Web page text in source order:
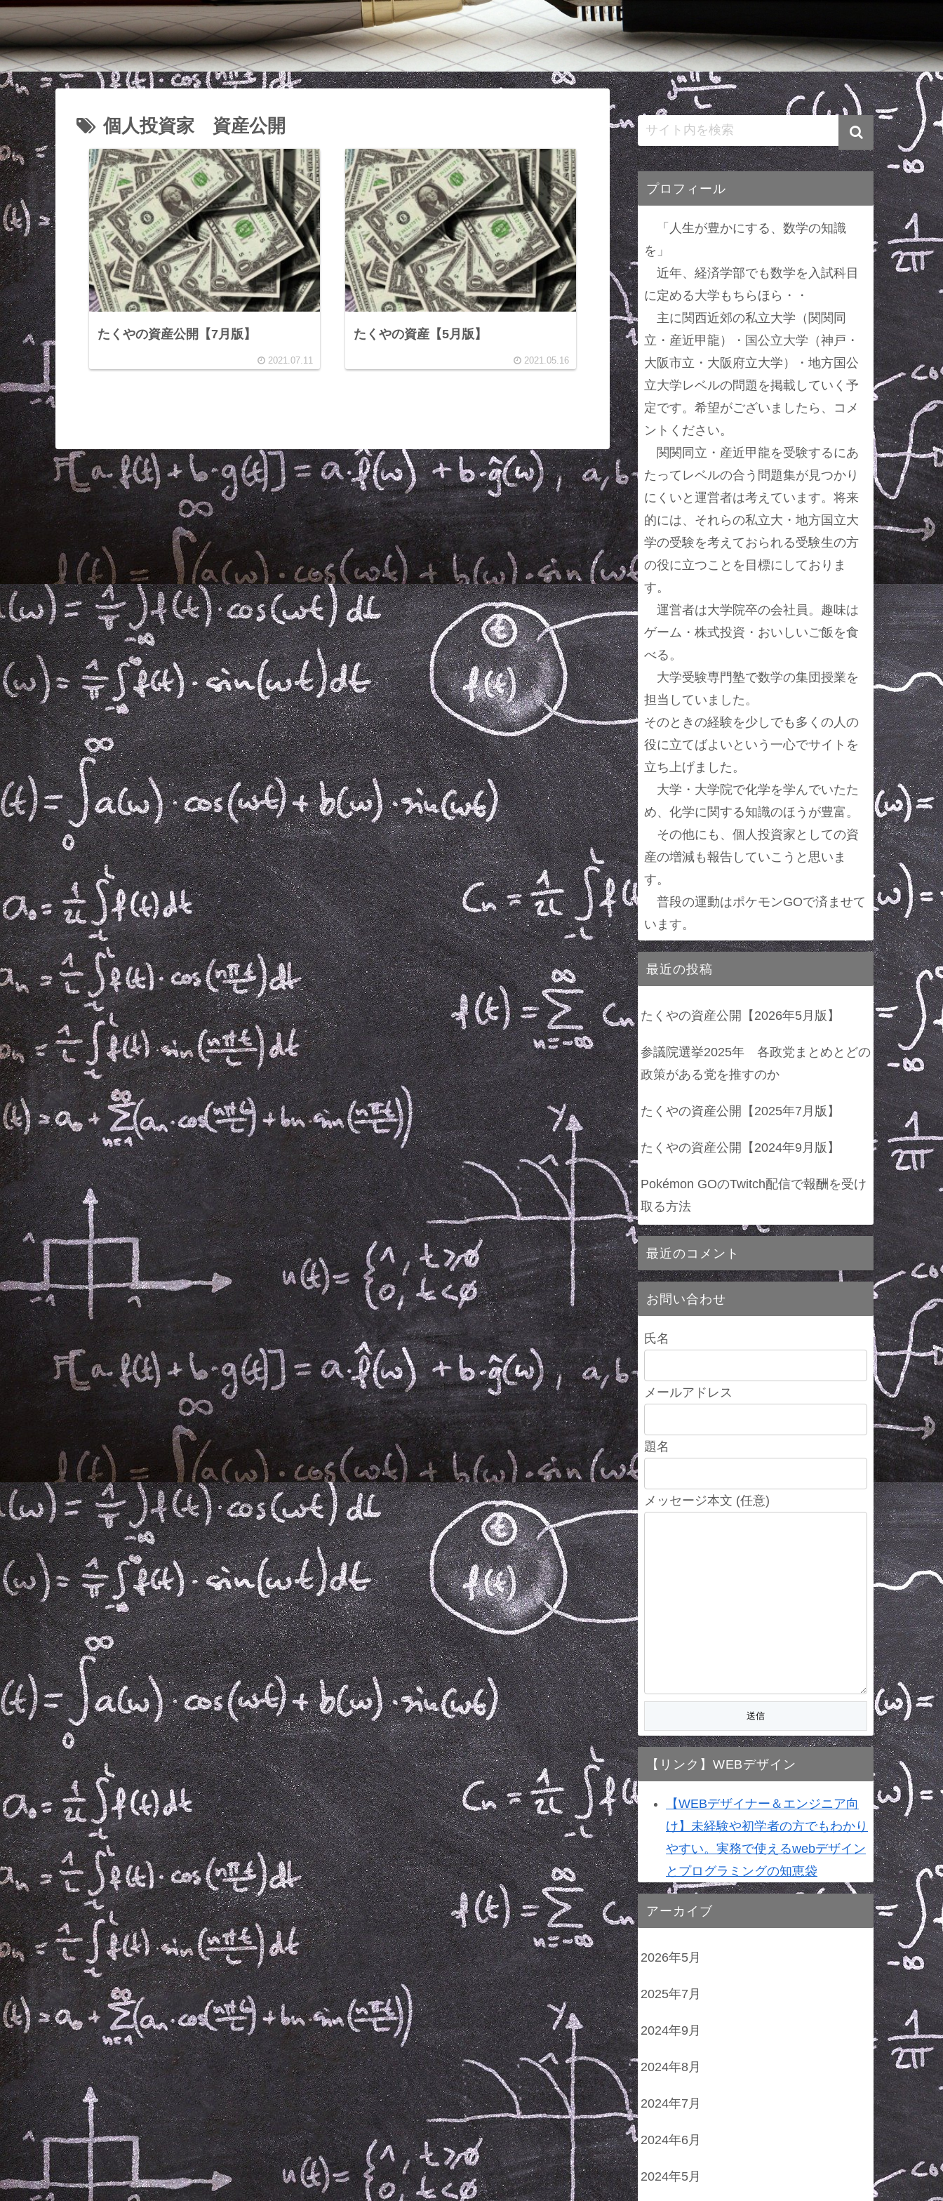
個人投資家 資産公開
たくやの資産公開【7月版】
2021.07.11
たくやの資産【5月版】
2021.05.16
プロフィール
「人生が豊かにする、数学の知識
を」
近年、経済学部でも数学を入試科目
に定める大学もちらほら・・
主に関西近郊の私立大学（関関同
立・産近甲龍）・国公立大学（神戸・
大阪市立・大阪府立大学）・地方国公
立大学レベルの問題を掲載していく予
定です。希望がございましたら、コメ
ントください。
関関同立・産近甲龍を受験するにあ
たってレベルの合う問題集が見つかり
にくいと運営者は考えています。将来
的には、それらの私立大・地方国立大
学の受験を考えておられる受験生の方
の役に立つことを目標にしておりま
す。
運営者は大学院卒の会社員。趣味は
ゲーム・株式投資・おいしいご飯を食
べる。
大学受験専門塾で数学の集団授業を
担当していました。
そのときの経験を少しでも多くの人の
役に立てばよいという一心でサイトを
立ち上げました。
大学・大学院で化学を学んでいたた
め、化学に関する知識のほうが豊富。
その他にも、個人投資家としての資
産の増減も報告していこうと思いま
す。
普段の運動はポケモンGOで済ませて
います。
最近の投稿
たくやの資産公開【2026年5月版】
参議院選挙2025年 各政党まとめとどの
政策がある党を推すのか
たくやの資産公開【2025年7月版】
たくやの資産公開【2024年9月版】
Pokémon GOのTwitch配信で報酬を受け
取る方法
最近のコメント
お問い合わせ
氏名
メールアドレス
題名
メッセージ本文 (任意)
【リンク】WEBデザイン
【WEBデザイナー＆エンジニア向
け】未経験や初学者の方でもわかり
やすい。実務で使えるwebデザイン
とプログラミングの知恵袋
アーカイブ
2026年5月
2025年7月
2024年9月
2024年8月
2024年7月
2024年6月
2024年5月